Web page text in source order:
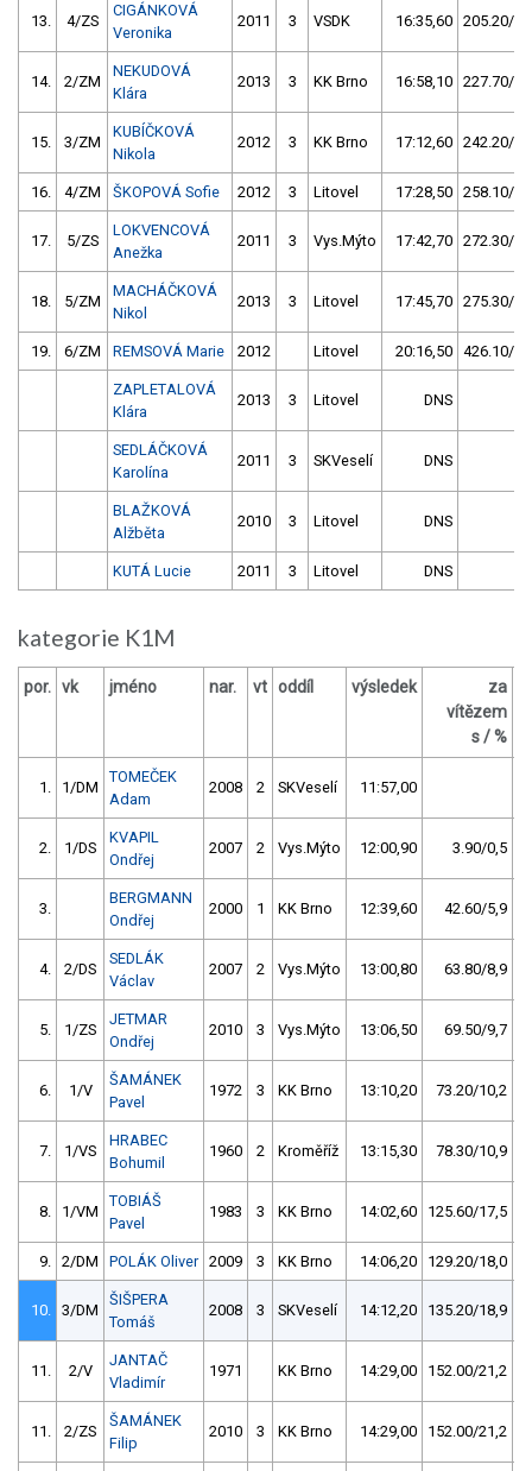
13. 4/ZS
CIGÁNKOVÁ
Veronika
2011 3 VSDK 16:35,60 205.20/
14. 2/ZM
NEKUDOVÁ
Klára
2013 3 KK Brno 16:58,10 227.70/
15. 3/ZM
KUBÍČKOVÁ
Nikola
2012 3 KK Brno 17:12,60 242.20/
16. 4/ZM ŠKOPOVÁ Sofie 2012 3 Litovel 17:28,50 258.10/
17. 5/ZS
LOKVENCOVÁ
Anežka
2011 3 Vys.Mýto 17:42,70 272.30/
18. 5/ZM
MACHÁČKOVÁ
Nikol
2013 3 Litovel 17:45,70 275.30/
19. 6/ZM REMSOVÁ Marie 2012 Litovel 20:16,50 426.10/
ZAPLETALOVÁ
Klára
2013 3 Litovel DNS
SEDLÁČKOVÁ
Karolína
2011 3 SKVeselí DNS
BLAŽKOVÁ
Alžběta
2010 3 Litovel DNS
KUTÁ Lucie 2011 3 Litovel DNS
kategorie K1M
por. vk jméno nar. vt oddíl výsledek
za
vítězem
s / %
1. 1/DM
TOMEČEK
Adam
2008 2 SKVeselí 11:57,00
2. 1/DS
KVAPIL
Ondřej
2007 2 Vys.Mýto 12:00,90 3.90/0,5
3.
BERGMANN
Ondřej
2000 1 KK Brno 12:39,60 42.60/5,9
4. 2/DS
SEDLÁK
Václav
2007 2 Vys.Mýto 13:00,80 63.80/8,9
5. 1/ZS
JETMAR
Ondřej
2010 3 Vys.Mýto 13:06,50 69.50/9,7
6. 1/V
ŠAMÁNEK
Pavel
1972 3 KK Brno 13:10,20 73.20/10,2
7. 1/VS
HRABEC
Bohumil
1960 2 Kroměříž 13:15,30 78.30/10,9
8. 1/VM
TOBIÁŠ
Pavel
1983 3 KK Brno 14:02,60 125.60/17,5
9. 2/DM POLÁK Oliver 2009 3 KK Brno 14:06,20 129.20/18,0
10. 3/DM
ŠIŠPERA
Tomáš
2008 3 SKVeselí 14:12,20 135.20/18,9
11. 2/V
JANTAČ
Vladimír
1971 KK Brno 14:29,00 152.00/21,2
11. 2/ZS
ŠAMÁNEK
Filip
2010 3 KK Brno 14:29,00 152.00/21,2